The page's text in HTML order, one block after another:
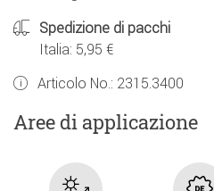
Spedizione di pacchi
Italia: 5,95 €
Articolo No.: 2315.3400
Aree di applicazione